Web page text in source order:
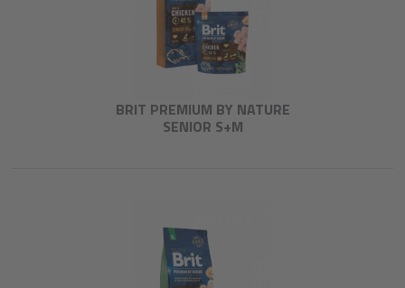
BRIT PREMIUM BY NATURE
SENIOR S+M